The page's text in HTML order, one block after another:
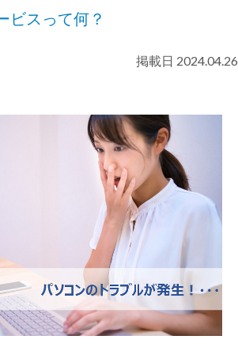
ビスって何？
掲載日 2024.04.26